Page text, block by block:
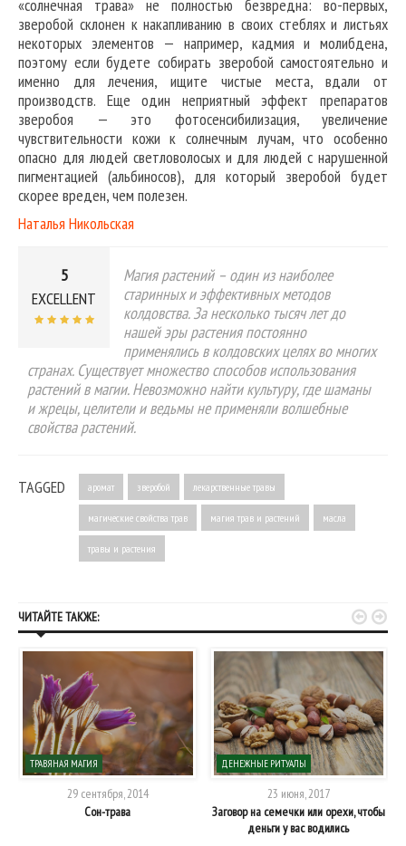
«солнечная трава» не полностью безвредна: во-первых,
зверобой склонен к накапливанию в своих стеблях и листьях
некоторых элементов — например, кадмия и молибдена,
поэтому если будете собирать зверобой самостоятельно и
именно для лечения, ищите чистые места, вдали от
производств. Еще один неприятный эффект препаратов
зверобоя — это фотосенсибилизация, увеличение
чувствительности кожи к солнечным лучам, что особенно
опасно для людей светловолосых и для людей с нарушенной
пигментацией (альбиносов), для который зверобой будет
скорее вреден, чем полезен.
Наталья Никольская
5
EXCELLENT
Магия растений – один из наиболее
старинных и эффективных методов
колдовства. За несколько тысяч лет до
нашей эры растения постоянно
применялись в колдовских целях во многих
странах. Существует множество способов использования
растений в магии. Невозможно найти культуру, где шаманы
и жрецы, целители и ведьмы не применяли волшебные
свойства растений.
TAGGED аромат зверобой лекарственные травы
магические свойства трав магия трав и растений масла
травы и растения
ЧИТАЙТЕ ТАКЖЕ:
ТРАВЯНАЯ МАГИЯ
29 сентября, 2014
Сон-трава
ДЕНЕЖНЫЕ РИТУАЛЫ
23 июня, 2017
Заговор на семечки или орехи, чтобы
деньги у вас водились
 